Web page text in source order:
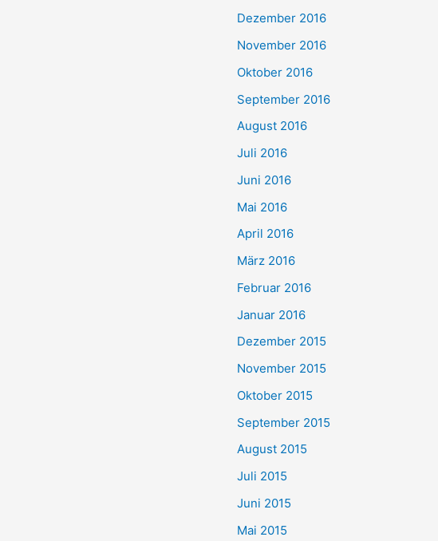
Dezember 2016
November 2016
Oktober 2016
September 2016
August 2016
Juli 2016
Juni 2016
Mai 2016
April 2016
März 2016
Februar 2016
Januar 2016
Dezember 2015
November 2015
Oktober 2015
September 2015
August 2015
Juli 2015
Juni 2015
Mai 2015